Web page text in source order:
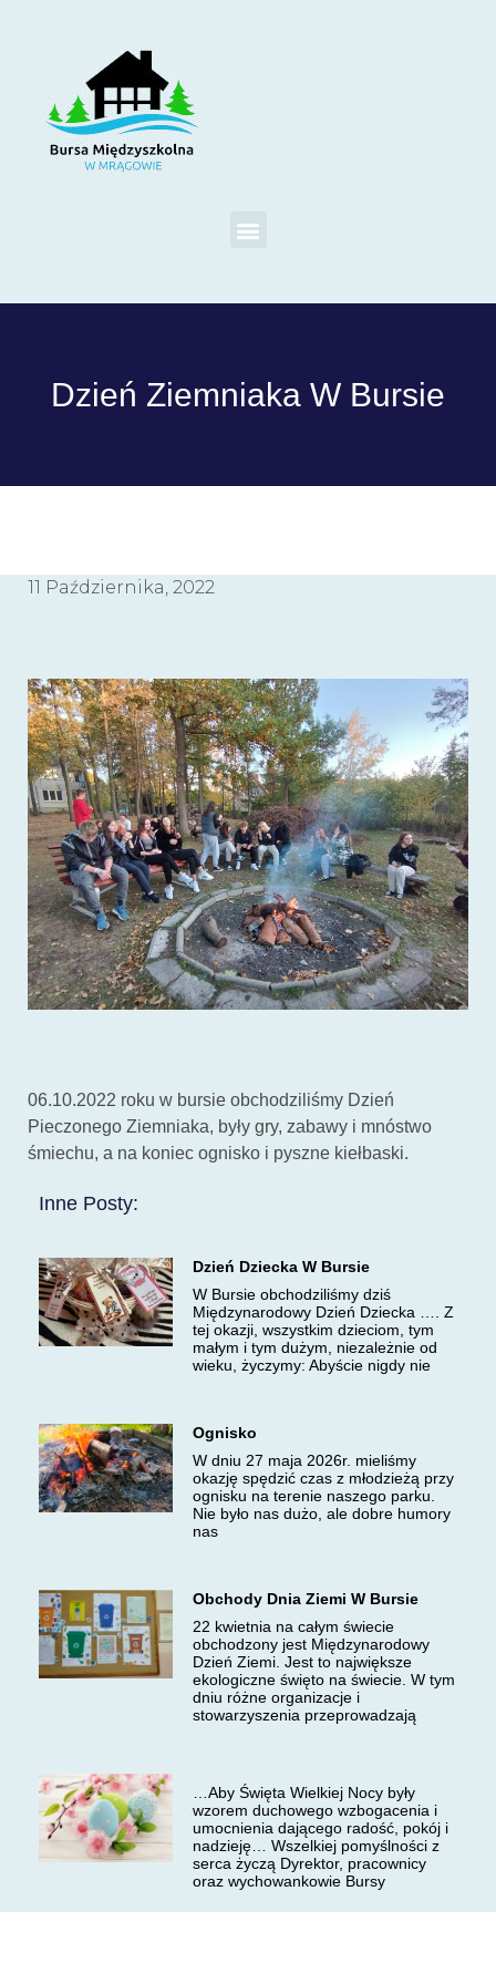
Dzień Ziemniaka W Bursie
11 Października, 2022
06.10.2022 roku w bursie obchodziliśmy Dzień
Pieczonego Ziemniaka, były gry, zabawy i mnóstwo
śmiechu, a na koniec ognisko i pyszne kiełbaski.
Inne Posty:
Dzień Dziecka W Bursie
W Bursie obchodziliśmy dziś
Międzynarodowy Dzień Dziecka …. Z
tej okazji, wszystkim dzieciom, tym
małym i tym dużym, niezależnie od
wieku, życzymy: Abyście nigdy nie
Ognisko
W dniu 27 maja 2026r. mieliśmy
okazję spędzić czas z młodzieżą przy
ognisku na terenie naszego parku.
Nie było nas dużo, ale dobre humory
nas
Obchody Dnia Ziemi W Bursie
22 kwietnia na całym świecie
obchodzony jest Międzynarodowy
Dzień Ziemi. Jest to największe
ekologiczne święto na świecie. W tym
dniu różne organizacje i
stowarzyszenia przeprowadzają
…Aby Święta Wielkiej Nocy były
wzorem duchowego wzbogacenia i
umocnienia dającego radość, pokój i
nadzieję… Wszelkiej pomyślności z
serca życzą Dyrektor, pracownicy
oraz wychowankowie Bursy